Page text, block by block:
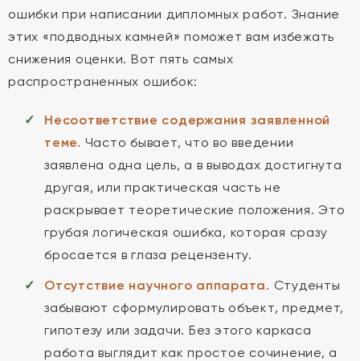
ошибки при написании дипломных работ. Знание
этих «подводных камней» поможет вам избежать
снижения оценки. Вот пять самых
распространенных ошибок:
Несоответствие содержания заявленной
теме. Часто бывает, что во введении
заявлена одна цель, а в выводах достигнута
другая, или практическая часть не
раскрывает теоретические положения. Это
грубая логическая ошибка, которая сразу
бросается в глаза рецензенту.
Отсутствие научного аппарата. Студенты
забывают сформулировать объект, предмет,
гипотезу или задачи. Без этого каркаса
работа выглядит как простое сочинение, а